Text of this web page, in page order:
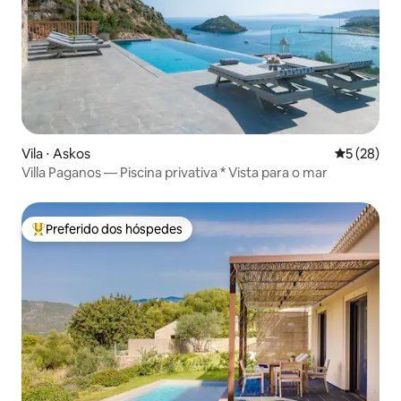
Vila ⋅ Askos 5 de uma
5 (28)
Villa Paganos — Piscina privativa * Vista para o mar
Entre os melhores preferidos dos hóspedes
Preferido dos hóspedes